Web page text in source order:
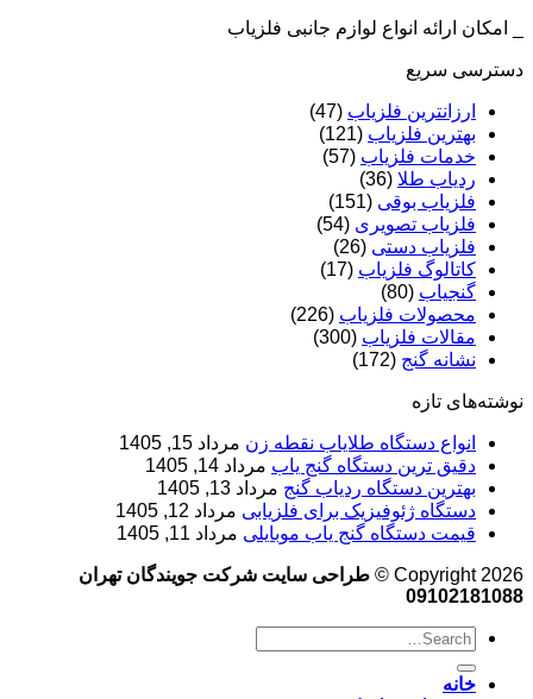
_ امکان ارائه انواع لوازم جانبی فلزیاب
دسترسی سریع
ارزانترین فلزیاب (47)
بهترین فلزیاب (121)
خدمات فلزیاب (57)
ردیاب طلا (36)
فلزیاب بوقی (151)
فلزیاب تصویری (54)
فلزیاب دستی (26)
کاتالوگ فلزیاب (17)
گنجیاب (80)
محصولات فلزیاب (226)
مقالات فلزیاب (300)
نشانه گنج (172)
نوشته‌های تازه
انواع دستگاه طلایاب نقطه زن مرداد 15, 1405
دقیق ترین دستگاه گنج یاب مرداد 14, 1405
بهترین دستگاه ردیاب گنج مرداد 13, 1405
دستگاه ژئوفیزیک برای فلزیابی مرداد 12, 1405
قیمت دستگاه گنج یاب موبایلی مرداد 11, 1405
Copyright 2026 ©
طراحی سایت شرکت جویندگان تهران
09102181088
خانه